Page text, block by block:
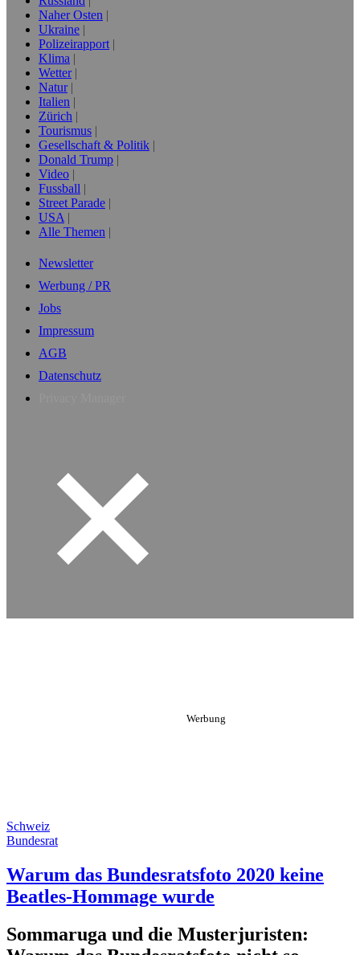
Naher Osten
Ukraine
Polizeirapport
Klima
Wetter
Natur
Italien
Zürich
Tourismus
Gesellschaft & Politik
Donald Trump
Video
Fussball
Street Parade
USA
Alle Themen
Newsletter
Werbung / PR
Jobs
Impressum
AGB
Datenschutz
Schweiz
Bundesrat
Warum das Bundesratsfoto 2020 keine
Beatles-Hommage wurde
Sommaruga und die Musterjuristen: